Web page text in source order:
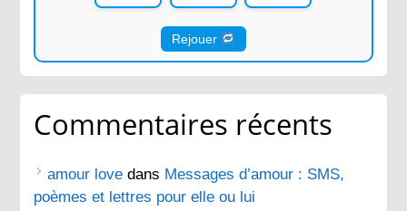
Rejouer
Commentaires récents
amour love dans Messages d’amour : SMS,
poèmes et lettres pour elle ou lui